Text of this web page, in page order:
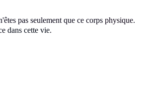
pas seulement que ce corps physique.
dans cette vie.